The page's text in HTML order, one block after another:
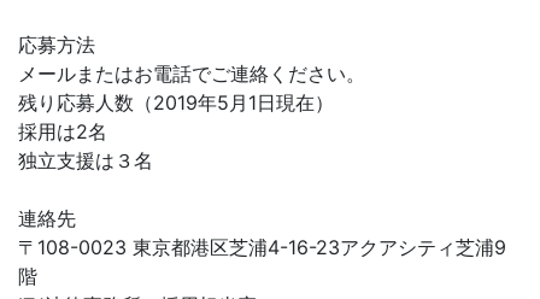
応募方法
メールまたはお電話でご連絡ください。
残り応募人数（2019年5月1日現在）
採用は2名
独立支援は３名
連絡先
〒108-0023 東京都港区芝浦4-16-23アクアシティ芝浦9
階